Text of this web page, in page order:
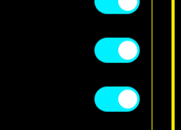
的誓不罢休。你
赏你的就是这一
重的是你不管别
种生活方式意味